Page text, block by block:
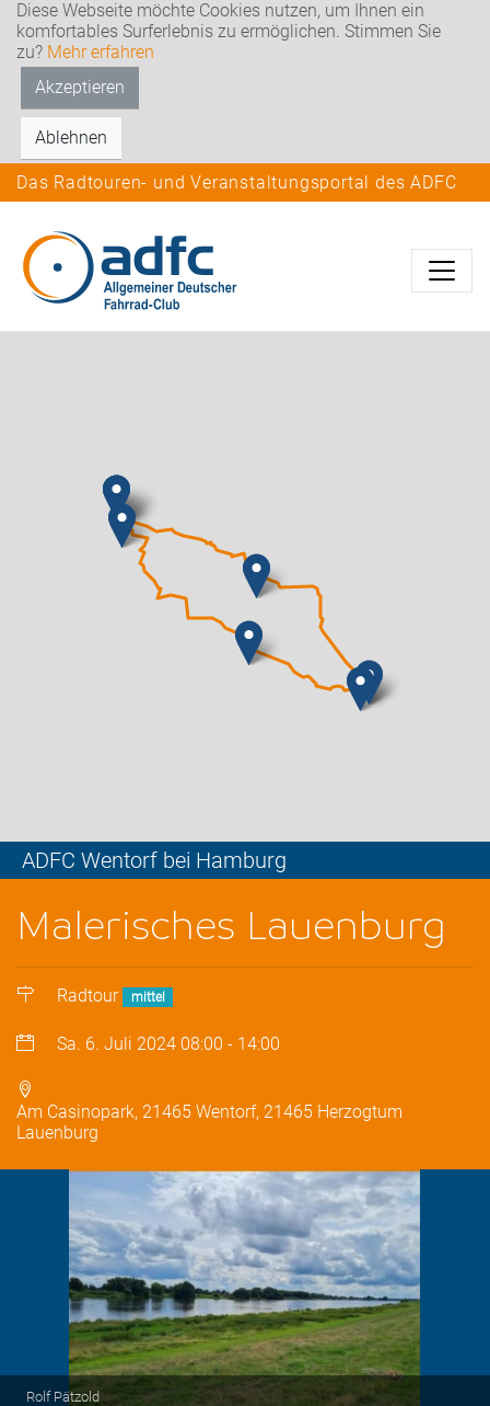
Diese Webseite möchte Cookies nutzen, um Ihnen ein
komfortables Surferlebnis zu ermöglichen. Stimmen Sie
zu? Mehr erfahren
Akzeptieren
Ablehnen
Das Radtouren- und Veranstaltungsportal des ADFC
ADFC Wentorf bei Hamburg
Malerisches Lauenburg
Radtour mittel
Sa. 6. Juli 2024 08:00 - 14:00
Am Casinopark, 21465 Wentorf, 21465 Herzogtum
Lauenburg
Rolf Pätzold